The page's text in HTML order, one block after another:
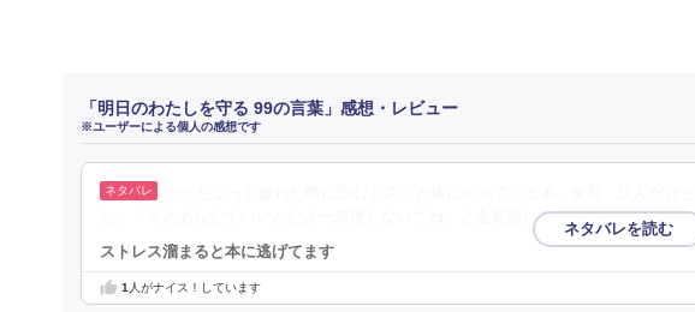
「明日のわたしを守る 99の言葉」感想・レビュー
※ユーザーによる個人の感想です
た。「今のあなたでいいんだよー無理しないでね」と全肯定してくれる温かなぬくも
ストレス溜まると本に逃げてます
1人がナイス！しています